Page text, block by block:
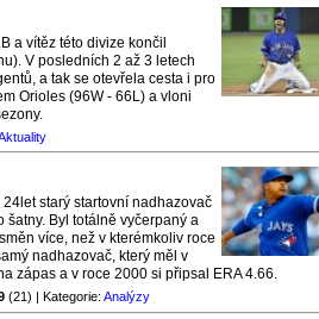
a vítěz této divize končil
V posledních 2 až 3 letech
a tak se otevřela cesta i pro
Orioles (96W - 66L) a vloni
starý startovní nadhazovač
šatny. Byl totálně vyčerpaný a
více, než v kterémkoliv roce
nadhazovač, který měl v
zápas a v roce 2000 si připsal ERA 4.66.
(21) | Kategorie: Analýzy